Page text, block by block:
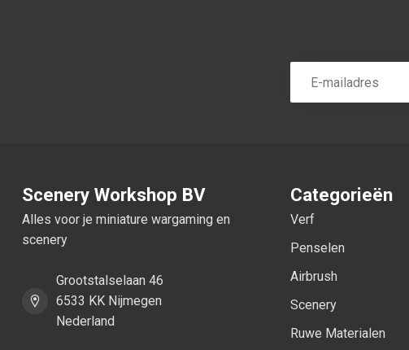
Scenery Workshop BV
Alles voor je miniature wargaming en
scenery
Grootstalselaan 46
6533 KK Nijmegen
Nederland
Categorieën
Verf
Penselen
Airbrush
Scenery
Ruwe Materialen